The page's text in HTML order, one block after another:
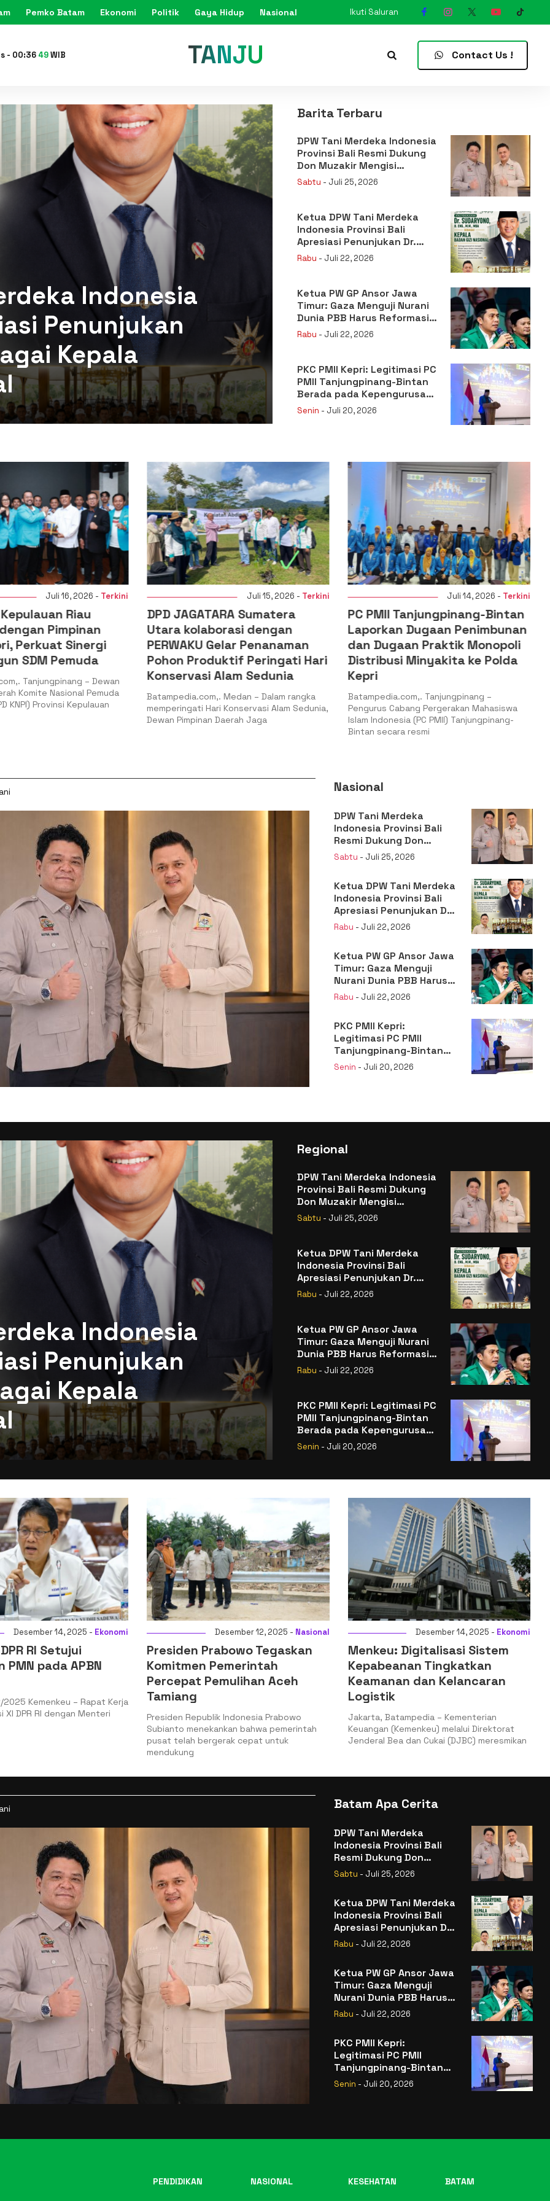
Pemko Batam Ekonomi Politik Gaya Hidup Nasional Ikuti Saluran
- 00:36 51WIB KARIMUN Contact Us !
Jawa Timur:
Dunia PBB
atau
Barita Terbaru
DPW Tani Merdeka Indonesia
Provinsi Bali Resmi Dukung
Don Muzakir Mengisi
Jabatan Wakil Menteri
Pertanian RI
Sabtu - Juli 25, 2026
Ketua DPW Tani Merdeka
Indonesia Provinsi Bali
Apresiasi Penunjukan Dr.
Sudaryono sebagai Kepala
Badan Gizi Nasional
Rabu - Juli 22, 2026
Ketua PW GP Ansor Jawa
Timur: Gaza Menguji Nurani
Dunia PBB Harus Reformasi
Total atau Kehilangan
Rabu - Juli 22, 2026
PKC PMII Kepri: Legitimasi PC
PMII Tanjungpinang-Bintan
Berada pada Kepengurusan
Muhammad Al-Mujrin
Senin - Juli 20, 2026
Juli 15, 2026 -Terkini
DPD JAGATARA Sumatera
Utara kolaborasi dengan
Gelar Penanaman
Produktif Peringati Hari
Konservasi Alam Sedunia
Medan – Dalam rangka
Hari Konservasi Alam Sedunia,
Juli 14, 2026 -Terkini
PC PMII Tanjungpinang-Bintan
Laporkan Dugaan Penimbunan
dan Dugaan Praktik Monopoli
Distribusi Minyakita ke Polda
Kepri
Batampedia.com,. Tanjungpinang –
Pengurus Cabang Pergerakan Mahasiswa
Islam Indonesia (PC PMII) Tanjungpinang-
Juli 14,
DPD Jagatara Sumut
Kerja Sama Strategis
PT. Puput Tani Mandiri
Perkuat Kedaulatan
Batampedia.com,. Binjai – 9 Juli
Dewan Pimpinan Daerah (DPD) Jaga
Nusantara Bersama
Nasional
DPW Tani Merdeka
Indonesia Provinsi Bali
Resmi Dukung Don
Muzakir Mengisi Jabatan
Wakil Menteri Pertanian
Sabtu - Juli 25, 2026
Ketua DPW Tani Merdeka
Indonesia Provinsi Bali
Apresiasi Penunjukan Dr.
Sudaryono sebagai
Kepala Badan Gizi
Rabu - Juli 22, 2026
Ketua PW GP Ansor Jawa
Timur: Gaza Menguji
Nurani Dunia PBB Harus
Reformasi Total atau
Kehilangan Legitimasi
Rabu - Juli 22, 2026
PKC PMII Kepri:
Legitimasi PC PMII
Tanjungpinang-Bintan
Berada pada
Kepengurusan
Senin - Juli 20, 2026
Jawa Timur:
Dunia PBB
atau
Regional
DPW Tani Merdeka Indonesia
Provinsi Bali Resmi Dukung
Don Muzakir Mengisi
Jabatan Wakil Menteri
Pertanian RI
Sabtu - Juli 25, 2026
Ketua DPW Tani Merdeka
Indonesia Provinsi Bali
Apresiasi Penunjukan Dr.
Sudaryono sebagai Kepala
Badan Gizi Nasional
Rabu - Juli 22, 2026
Ketua PW GP Ansor Jawa
Timur: Gaza Menguji Nurani
Dunia PBB Harus Reformasi
Total atau Kehilangan
Rabu - Juli 22, 2026
PKC PMII Kepri: Legitimasi PC
PMII Tanjungpinang-Bintan
Berada pada Kepengurusan
Muhammad Al-Mujrin
Senin - Juli 20, 2026
Desember 12, 2025 - Nasional
Presiden Prabowo Tegaskan
Pemerintah
Percepat Pemulihan Aceh
Republik Indonesia Prabowo
Subianto menekankan bahwa pemerintah
Desember 14, 2025 - Ekonomi
Menkeu: Digitalisasi Sistem
Kepabeanan Tingkatkan
Keamanan dan Kelancaran
Jakarta, Batampedia – Kementerian
Keuangan (Kemenkeu) melalui Direktorat
Jenderal Bea dan Cukai (DJBC) meresmikan
Desember 14, 2025 -
Komisi XI DPR RI Setujui
Pencairan PMN pada
2025
(Raker) Komisi XI DPR RI dengan
Keuangan
Batam Apa Cerita
DPW Tani Merdeka
Indonesia Provinsi Bali
Resmi Dukung Don
Muzakir Mengisi Jabatan
Wakil Menteri Pertanian
Sabtu - Juli 25, 2026
Ketua DPW Tani Merdeka
Indonesia Provinsi Bali
Apresiasi Penunjukan Dr.
Sudaryono sebagai
Kepala Badan Gizi
Rabu - Juli 22, 2026
Ketua PW GP Ansor Jawa
Timur: Gaza Menguji
Nurani Dunia PBB Harus
Reformasi Total atau
Kehilangan Legitimasi
Rabu - Juli 22, 2026
PKC PMII Kepri:
Legitimasi PC PMII
Tanjungpinang-Bintan
Berada pada
Kepengurusan
Senin - Juli 20, 2026
PENDIDIKAN NASIONAL KESEHATAN BATAM